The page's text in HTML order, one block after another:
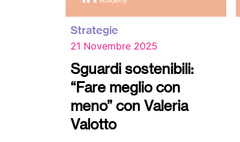
Strategie
21 Novembre 2025
Sguardi sostenibili:
“Fare meglio con
meno” con Valeria
Valotto